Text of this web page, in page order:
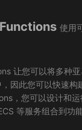
使用
让您可以将多种
因此您可以快速构
，您可以设计和
等服务组合到功